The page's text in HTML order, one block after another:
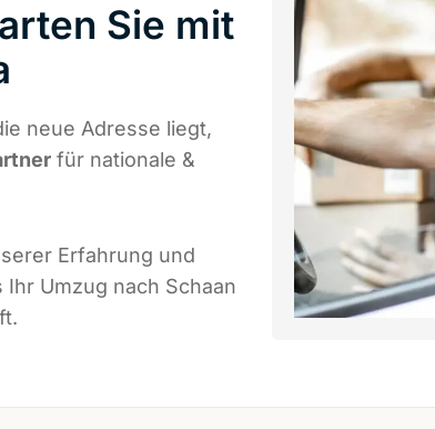
Sie mit
neue Adresse liegt,
für nationale &
Erfahrung und
Umzug nach Schaan